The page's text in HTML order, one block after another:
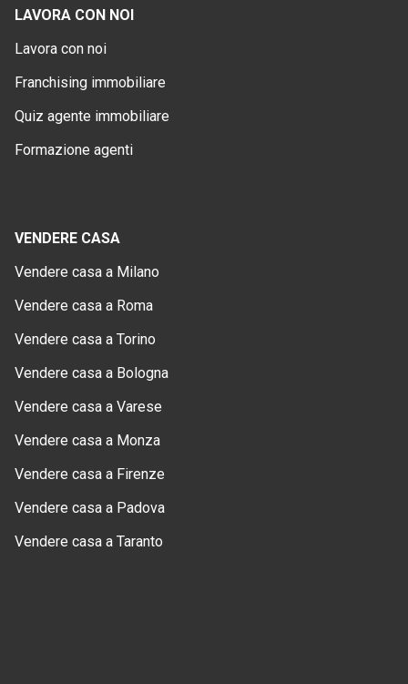
LAVORA CON NOI
Lavora con noi
Franchising immobiliare
Quiz agente immobiliare
Formazione agenti
VENDERE CASA
Vendere casa a Milano
Vendere casa a Roma
Vendere casa a Torino
Vendere casa a Bologna
Vendere casa a Varese
Vendere casa a Monza
Vendere casa a Firenze
Vendere casa a Padova
Vendere casa a Taranto